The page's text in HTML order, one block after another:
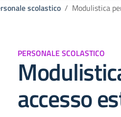
scolastico Modulistica
PERSONALE SCOLASTICO
accesso